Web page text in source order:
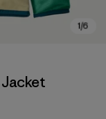
Jacket